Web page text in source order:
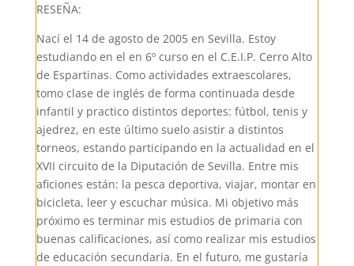
RESEÑA:
Nací el 14 de agosto de 2005 en Sevilla. Estoy
estudiando en el en 6º curso en el C.E.I.P. Cerro Alto
de Espartinas. Como actividades extraescolares,
tomo clase de inglés de forma continuada desde
infantil y practico distintos deportes: fútbol, tenis y
ajedrez, en este último suelo asistir a distintos
torneos, estando participando en la actualidad en el
XVII circuito de la Diputación de Sevilla. Entre mis
aficiones están: la pesca deportiva, viajar, montar en
bicicleta, leer y escuchar música. Mi objetivo más
próximo es terminar mis estudios de primaria con
buenas calificaciones, así como realizar mis estudios
de educación secundaria. En el futuro, me gustaría